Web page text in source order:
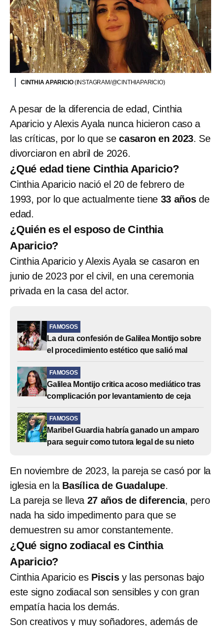
CINTHIA APARICIO(INSTAGRAM/@CINTHIAPARICIO)
A pesar de la diferencia de edad, Cinthia
Aparicio y Alexis Ayala nunca hicieron caso a
las críticas, por lo que secasaron en 2023. Se
divorciaron en abril de 2026.
¿Qué edad tiene Cinthia Aparicio?
Cinthia Aparicio nació el 20 de febrero de
1993, por lo que actualmente tiene 33 añosde
edad.
¿Quién es el esposo de Cinthia
Aparicio?
Cinthia Aparicio y Alexis Ayala se casaron en
junio de 2023 por el civil, en una ceremonia
privada en la casa del actor.
FAMOSOS
La dura confesión de Galilea Montijo sobre
el procedimiento estético que salió mal
FAMOSOS
Galilea Montijo critica acoso mediático tras
complicación por levantamiento de ceja
FAMOSOS
Maribel Guardia habría ganado un amparo
para seguir como tutora legal de su nieto
En noviembre de 2023, la pareja se casó por la
iglesia en la Basílica de Guadalupe.
La pareja se lleva 27 años de diferencia, pero
nada ha sido impedimento para que se
demuestren su amor constantemente.
¿Qué signo zodiacal es Cinthia
Aparicio?
Cinthia Aparicio esPiscisy las personas bajo
este signo zodiacal son sensibles y con gran
empatía hacia los demás.
Son creativos y muy soñadores, además de